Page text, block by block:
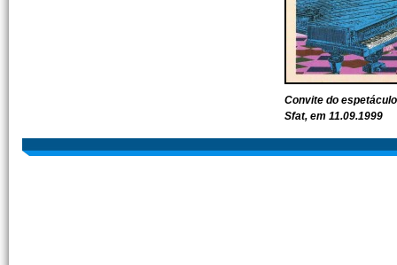
Convite do
Sfat, em 11.09.1999